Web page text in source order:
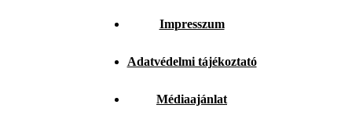
Impresszum
Adatvédelmi tájékoztató
Médiaajánlat